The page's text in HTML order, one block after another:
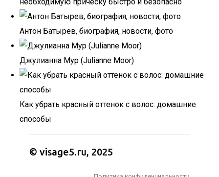
Антон Батырев, биография, новости, фото
Джулианна Мур (Julianne Moor)
Как убрать красный оттенок с волос: домашние
способы
© visage5.ru, 2025